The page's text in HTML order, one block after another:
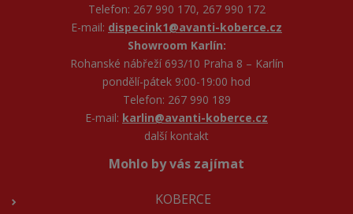
Telefon: 267 990 170, 267 990 172
E-mail: dispecink1@avanti-koberce.cz
Showroom Karlín:
Rohanské nábřeží 693/10 Praha 8 – Karlín
pondělí-pátek 9:00-19:00 hod
Telefon: 267 990 189
E-mail: karlin@avanti-koberce.cz
další kontakt
Mohlo by vás zajímat
KOBERCE